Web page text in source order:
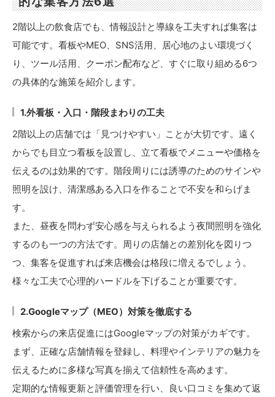
2階以上の飲食店でも、情報設計と導線を工夫すれば集客は
可能です。看板やMEO、SNS活用、居心地のよい環境づく
り、ツール活用、クーポン配布など、すぐに取り組める6つ
の具体的な施策を紹介します。
1.外看板・入口・階段まわりの工夫
2階以上の店舗では「見つけやすい」ことが大切です。遠く
からでも目立つ看板を設置し、立て看板でメニューや価格を
伝えるのは効果的です。階段周りには誘導のためのサインや
照明を設け、清潔感ある入口を作ることで不安を和らげま
す。
また、昼夜を問わず安心感を与えられるよう夜間照明を強化
するのも一つの方法です。周りの店舗との差別化を図りつ
つ、集客を促進すれば来店機会は格段に増えるでしょう。
様々な工夫で心理的ハードルを下げることが重要です。
2.Googleマップ（MEO）対策を徹底する
検索からの来店促進にはGoogleマップの対策がカギです。
まず、正確な店舗情報を登録し、料理やインテリアの魅力を
伝えるために多様な写真を揃えて信頼性を高めます。
定期的な情報更新と評価管理を行い、良い口コミを集めて返